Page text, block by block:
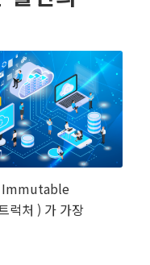
Immutable
럭처 ) 가 가장